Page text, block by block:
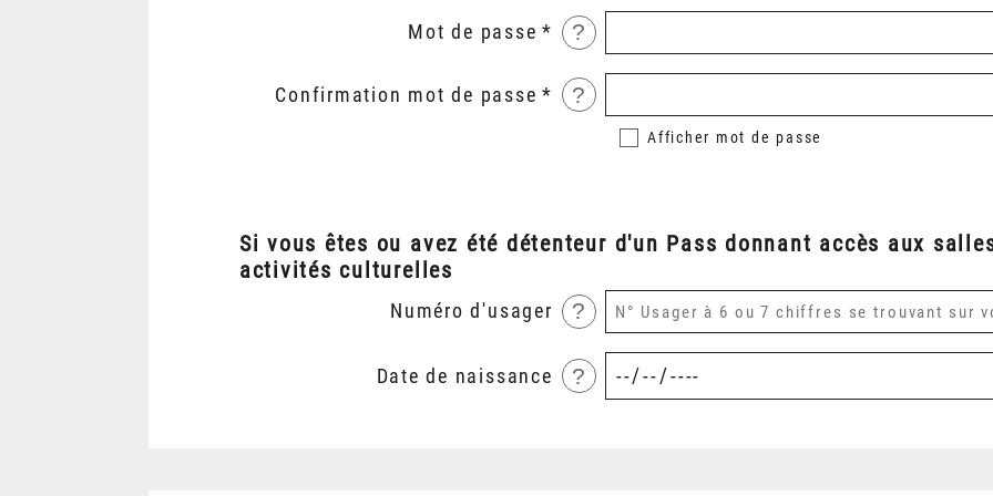
Mot de passe ?
Confirmation mot de passe ?
Afficher mot de passe
Si vous êtes ou avez été détenteur d'un Pass donnant accès aux
activités culturelles
Numéro d'usager ?
Date de naissance ?